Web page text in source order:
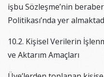
işbu Sözleşme’nin
Politikası’nda yer
10.2. Kişisel Verilerin
ve Aktarım Amaçları